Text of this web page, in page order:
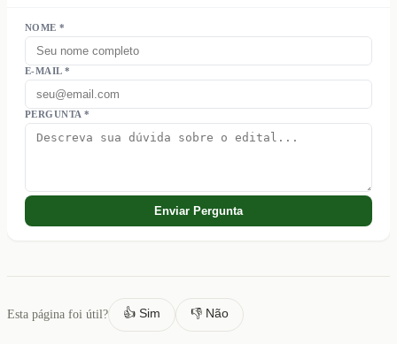
NOME *
E-MAIL *
PERGUNTA *
Enviar Pergunta
Esta página foi útil? 👍 Sim 👎 Não